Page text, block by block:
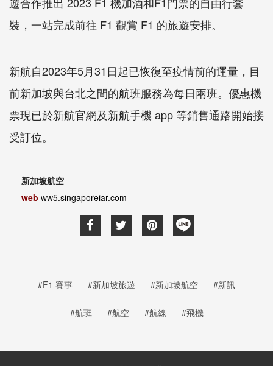
裝，一站完成前往 F1 觀賞 F1 的旅遊安排。
新航自2023年5月31日起已恢復至疫情前的運量，目
前新加坡與台北之間的航班服務為每日兩班。優惠機
票現已於新航官網及新航手機app等銷售通路開始接
受訂位。
新加坡航空
web ww5.singaporeiar.com
#F1 賽事 #新加坡旅遊 #新加坡航空 #新訊
#航班 #航空 #航線 #飛機